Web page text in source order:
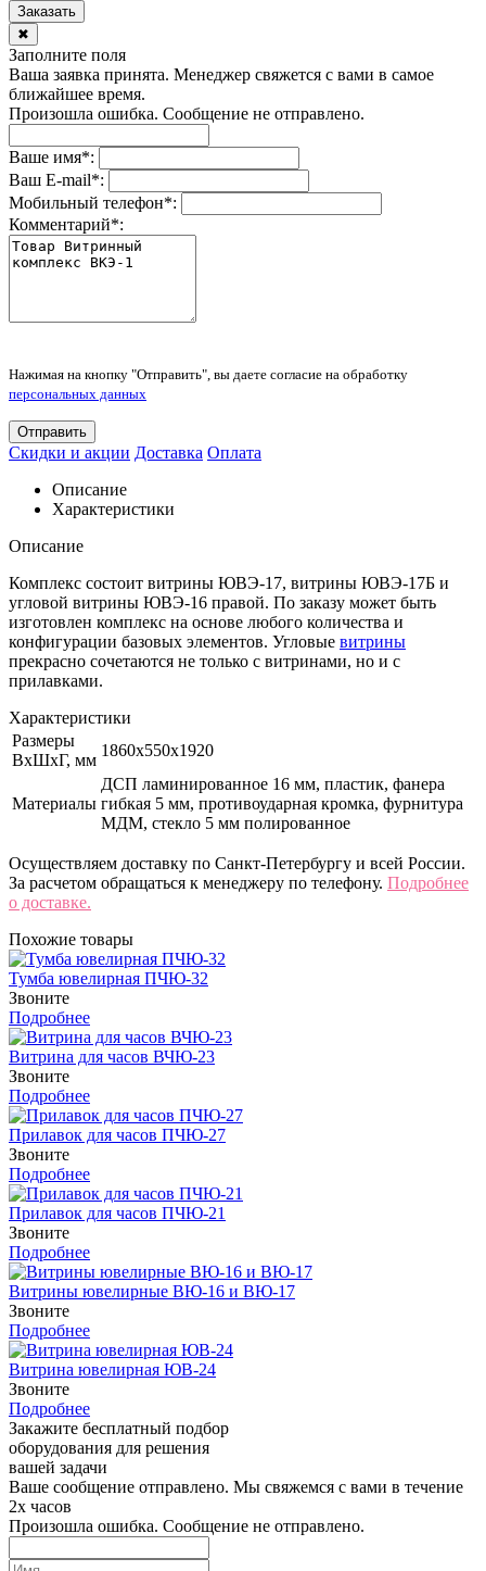
Заказать
✖
Заполните поля
Ваша заявка принята. Менеджер свяжется с вами в самое
ближайшее время.
Произошла ошибка. Сообщение не отправлено.
Ваше имя*:
Ваш E-mail*:
Мобильный телефон*:
Комментарий*:
Нажимая на кнопку "Отправить", вы даете согласие на обработку
персональных данных
Отправить
Скидки и акции Доставка Оплата
Описание
Характеристики
Описание
Комплекс состоит витрины ЮВЭ-17, витрины ЮВЭ-17Б и
угловой витрины ЮВЭ-16 правой. По заказу может быть
изготовлен комплекс на основе любого количества и
конфигурации базовых элементов. Угловые витрины
прекрасно сочетаются не только с витринами, но и с
прилавками.
Характеристики
Размеры
ВхШхГ, мм
1860х550х1920
Материалы
ДСП ламинированное 16 мм, пластик, фанера
гибкая 5 мм, противоударная кромка, фурнитура
МДМ, стекло 5 мм полированное
Осуществляем доставку по Санкт-Петербургу и всей России.
За расчетом обращаться к менеджеру по телефону. Подробнее
о доставке.
Похожие товары
Тумба ювелирная ПЧЮ-32
Звоните
Подробнее
Витрина для часов ВЧЮ-23
Звоните
Подробнее
Прилавок для часов ПЧЮ-27
Звоните
Подробнее
Прилавок для часов ПЧЮ-21
Звоните
Подробнее
Витрины ювелирные ВЮ-16 и ВЮ-17
Звоните
Подробнее
Витрина ювелирная ЮВ-24
Звоните
Подробнее
Закажите бесплатный подбор
оборудования для решения
вашей задачи
Ваше сообщение отправлено. Мы свяжемся с вами в течение
2х часов
Произошла ошибка. Сообщение не отправлено.